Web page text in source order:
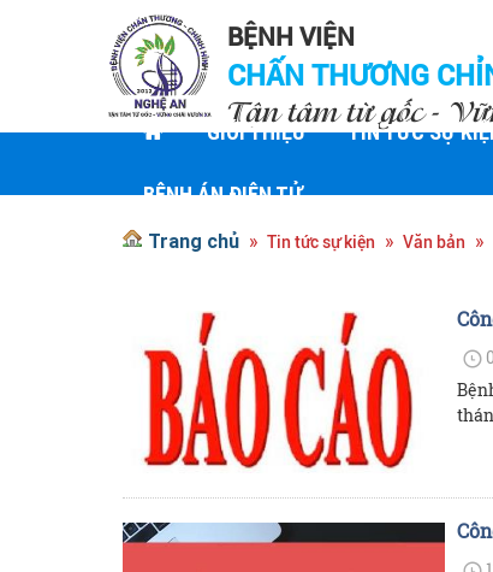
BỆNH VIỆN
CHẤN THƯƠNG
Tận tâm từ gốc -
GIỚI THIỆU TIN TỨC SỰ
BỆNH ÁN ĐIỆN TỬ
Trang chủ Tin tức sự kiện Văn bản